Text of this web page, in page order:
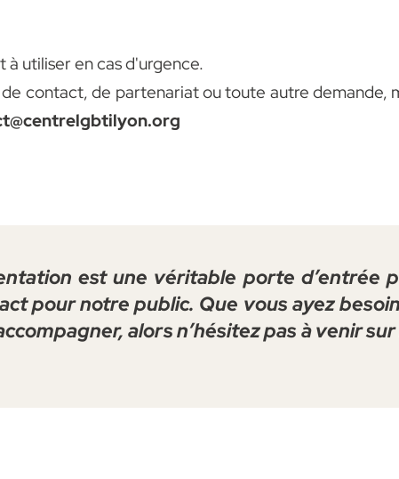
utiliser en cas d'urgence.
contact, de partenariat ou toute autre demande,
est une véritable porte d’entrée
pour notre public. Que vous ayez
alors n’hésitez pas à venir